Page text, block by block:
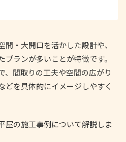
・大開口を活かした設計や、
ランが多いことが特徴です。
、間取りの工夫や空間の広がり
どを具体的にイメージしやすく
屋の施工事例について解説しま